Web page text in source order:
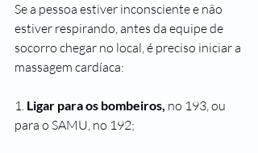
Se a pessoa estiver inconsciente e não
estiver respirando, antes da equipe de
socorro chegar no local, é preciso iniciar a
massagem cardíaca:
1. Ligar para os bombeiros, no 193, ou
para o SAMU, no 192;